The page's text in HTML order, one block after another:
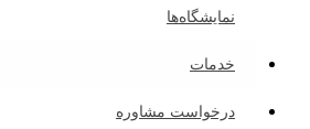
نمایشگاه‌ها
خدمات
درخواست مشاوره